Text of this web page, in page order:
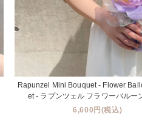
Rapunzel Mini Bouquet - Flower
et - ラプンツェル フラワーバルー
6,600円(税込)